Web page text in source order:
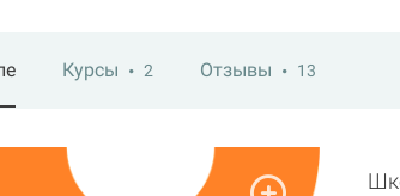
Курсы 2 Отзывы 13